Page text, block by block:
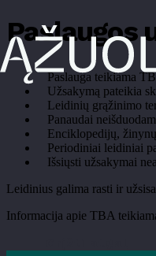
Paslaugos
Paslauga teikiama
Užsakymą pateikia
Leidinių grąžinimo
Panaudai
Enciklopedijų,
Periodiniai leidiniai
Išsiųsti užsakymai
Leidinius galima rasti ir
Informacija apie TBA